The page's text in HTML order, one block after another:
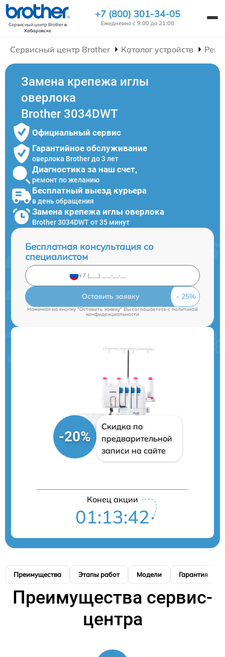
Сервисный центр Brotherв
Хабаровске
+7 (800) 301-34-05
Ежедневно с 9:00 до 21:00
Сервисный центр Brother Каталог устройств
Замена крепежа иглы
оверлока
Brother 3034DWT
Официальный сервис
Гарантийное обслуживание
оверлока Brother до 3 лет
Диагностика за наш счет,
ремонт по желанию
Бесплатный выезд курьера
в день обращения
Замена крепежа иглы оверлока
Brother 3034DWT от 35 минут
Бесплатная консультация со
специалистом
Оставить заявку
Нажимая на кнопку "Оставить заявку" Вы соглашаетесь cполитикой
конфиденциальности
-20%
Скидка по
предварительной
записи на сайте
Конец акции
01:13:41
Преимущества Этапы работ Модели Гарантия
Преимущества сервис-
центра